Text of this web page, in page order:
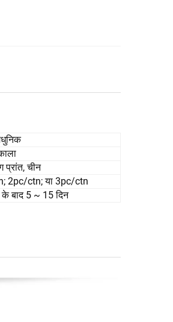
प्रांत, चीन
2pc/ctn; या 3pc/ctn
के बाद 5 ~ 15 दिन